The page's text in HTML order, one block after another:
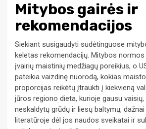
Mitybos gairės ir
rekomendacijos
Siekiant susigaudyti sudėtinguose
keletas rekomendacijų. Mitybos normos
įvairių maistinių medžiagų poreikius, o
pateikia vaizdinę nuorodą, kokias
proporcijas reikėtų įtraukti į kiekvieną
jūros regiono dieta, kurioje gausu vaisių,
neskaldytų grūdų ir liesų baltymų,
literatūroje dėl jos naudos sveikatai ir